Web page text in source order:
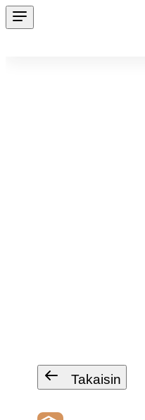
Takaisin